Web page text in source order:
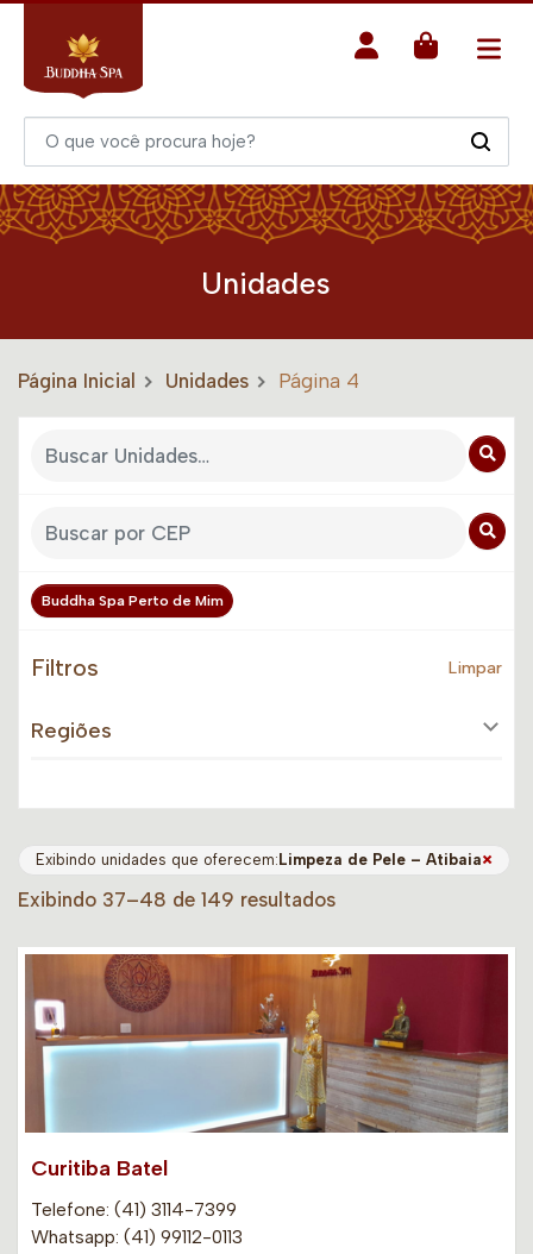
Unidades
Página Inicial Unidades Página 4
Buddha Spa Perto de Mim
Filtros Limpar
Regiões
Exibindo unidades que oferecem: Limpeza de Pele – Atibaia×
Exibindo 37–48 de 149 resultados
Curitiba Batel
Telefone: (41) 3114-7399
Whatsapp: (41) 99112-0113